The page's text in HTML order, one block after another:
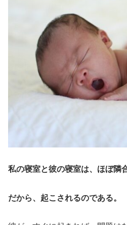
私の寝室と彼の寝室は、ほぼ隣
だから、起こされるのである。